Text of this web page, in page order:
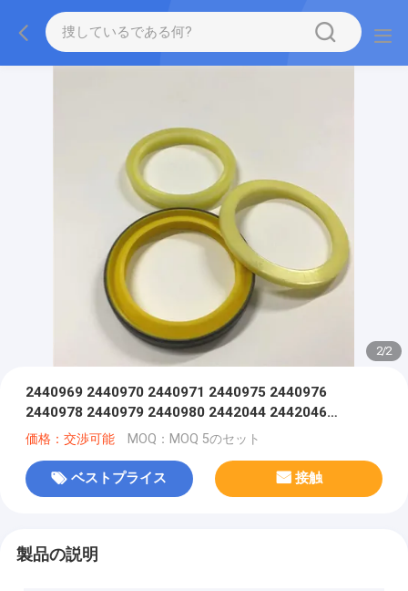
2/2
2440969 2440970 2440971 2440975 2440976
2440978 2440979 2440980 2442044 2442046
2442047 2442049 2442050 2442053 2442054
価格：交渉可能 MOQ：MOQ 5のセット
ベストプライス 接触
製品の説明